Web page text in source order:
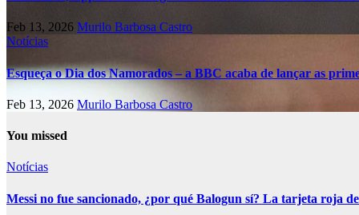
Feb 13, 2026 Murilo Barbosa Castro
Notícias
Esqueça o Dia dos Namorados – a BBC acaba de lançar as
Feb 13, 2026 Murilo Barbosa Castro
You missed
Notícias
Messi no fue sancionado, ¿por qué Balogun sí? La tarjeta roja